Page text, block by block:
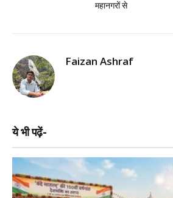
महानगरों से
Faizan Ashraf
ये भी पढ़ें-